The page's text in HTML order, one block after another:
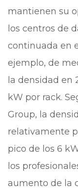
mantienen su
los centros de
continuada en
ejemplo, de
la densidad en
kW por rack.
Group, la
relativamente
pico de los 6
los
aumento de la